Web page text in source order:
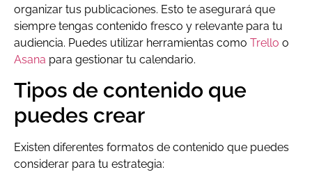
organizar tus publicaciones. Esto te asegurará que
siempre tengas contenido fresco y relevante para tu
audiencia. Puedes utilizar herramientas como Trello o
Asana para gestionar tu calendario.
Tipos de contenido que
puedes crear
Existen diferentes formatos de contenido que puedes
considerar para tu estrategia: